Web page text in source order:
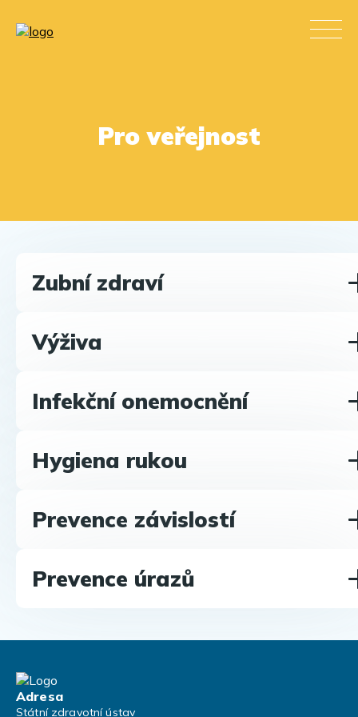
Pro veřejnost
Zubní zdraví
Výživa
Infekční onemocnění
Hygiena rukou
Prevence závislostí
Prevence úrazů
Adresa
Státní zdravotní ústav